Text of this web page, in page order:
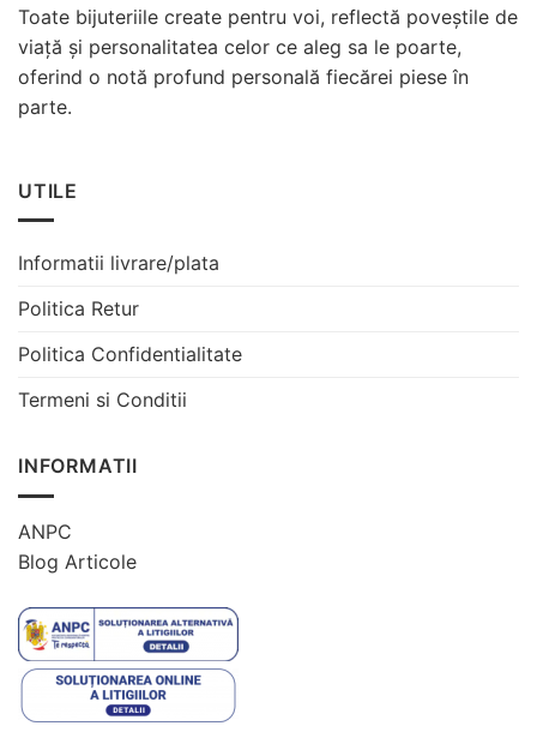
Toate bijuteriile create pentru voi, reflectă poveștile de
viață și personalitatea celor ce aleg sa le poarte,
oferind o notă profund personală fiecărei piese în
parte.
UTILE
Informatii livrare/plata
Politica Retur
Politica Confidentialitate
Termeni si Conditii
INFORMATII
ANPC
Blog Articole